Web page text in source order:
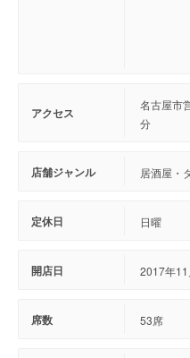
アクセス
名古屋市
分
店舗ジャンル 居酒屋・
定休日 日曜
開店日 2017年11
席数 53席